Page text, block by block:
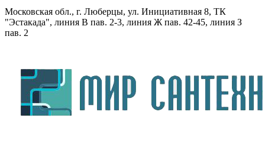
Московская обл., г. Люберцы, ул. Инициативная 8, ТК
"Эстакада", линия В пав. 2-3, линия Ж пав. 42-45, линия З
пав. 2